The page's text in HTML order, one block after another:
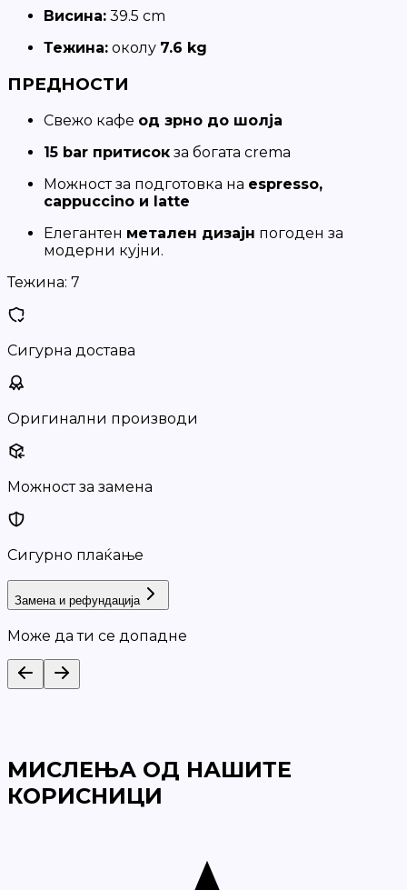
Висина: 39.5 cm
Тежина: околу 7.6 kg
ПРЕДНОСТИ
Свежо кафе од зрно до шолја
15 bar притисок за богата crema
Можност за подготовка на espresso,
cappuccino и latte
Елегантен метален дизајн погоден за
модерни кујни.
Тежина: 7
Сигурна достава
Оригинални производи
Можност за замена
Сигурно плаќање
Замена и рефундација
Може да ти се допадне
МИСЛЕЊА ОД НАШИТЕ
КОРИСНИЦИ